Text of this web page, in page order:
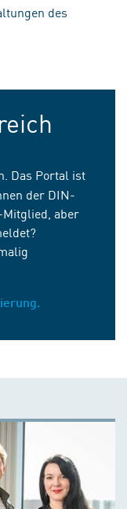
des
Das Portal ist
der DIN-
aber